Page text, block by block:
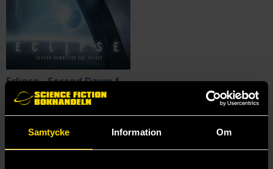
Samtycke Information Om
Eclipse - Second Dawn for the Galaxy
Eclipse
1699 kr
Beställ